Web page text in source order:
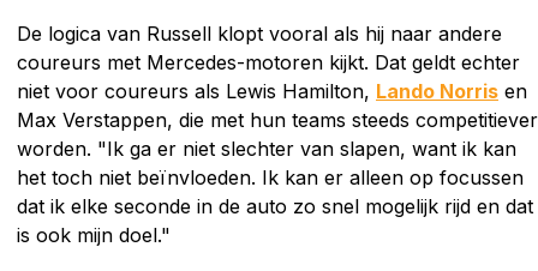
De logica van Russell klopt vooral als hij naar andere
coureurs met Mercedes-motoren kijkt. Dat geldt echter
niet voor coureurs als Lewis Hamilton, Lando Norris en
Max Verstappen, die met hun teams steeds competitiever
worden. "Ik ga er niet slechter van slapen, want ik kan
het toch niet beïnvloeden. Ik kan er alleen op focussen
dat ik elke seconde in de auto zo snel mogelijk rijd en dat
is ook mijn doel."